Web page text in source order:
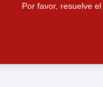
Por favor, resuelve